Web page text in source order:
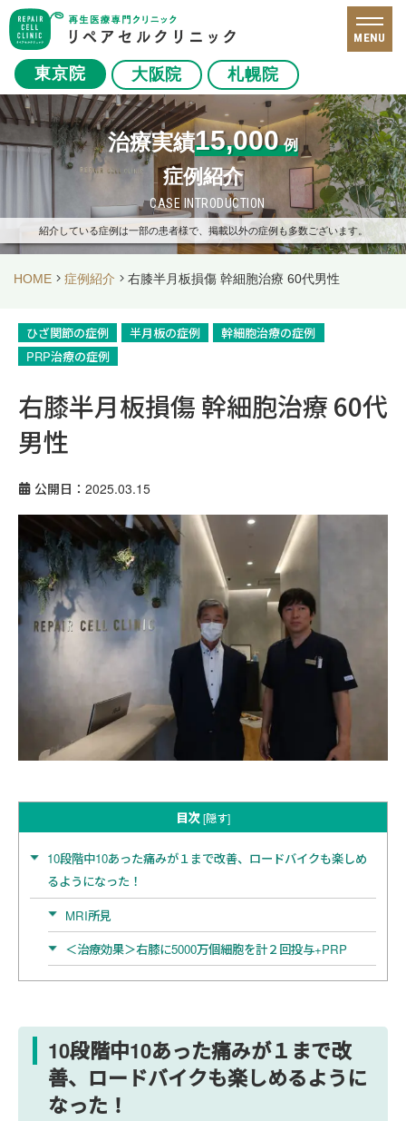
東京院 大阪院 札幌院
MENU
治療実績15,000 例
症例紹介
CASE INTRODUCTION
紹介している症例は一部の患者様で、掲載以外の症例も多数ございます。
HOME 症例紹介 右膝半月板損傷 幹細胞治療 60代男性
ひざ関節の症例 半月板の症例
幹細胞治療の症例
PRP治療の症例
右膝半月板損傷 幹細胞治療 60代
男性
公開日：2025.03.15
目次 [隠す]
10段階中10あった痛みが１まで改善、ロードバイクも楽しめ
るようになった！
MRI所見
＜治療効果＞右膝に5000万個細胞を計２回投与+PRP
10段階中10あった痛みが１まで改
善、ロードバイクも楽しめるように
なった！